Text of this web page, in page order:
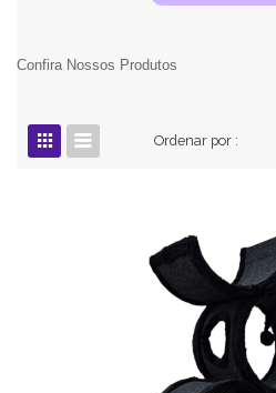
Confira Nossos Produtos
Ordenar por :